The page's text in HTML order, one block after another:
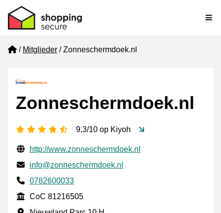
Home
Mitglieder Zonneschermdoek.nl
Zonneschermdoek.nl
[_General:NumberOfStarsPluralFormat]
9,3/10 op Kiyoh
Geprüfte Kontaktinformationen
Website URL
http://www.zonneschermdoek.nl
E-mail
info@zonneschermdoek.nl
Phone number
0782600033
CoC
CoC 81216505